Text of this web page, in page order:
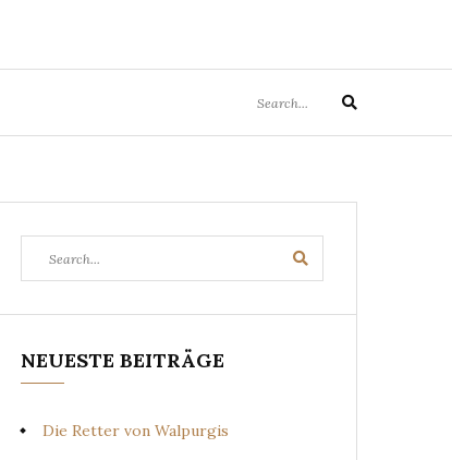
for:
Search
for:
Search
NEUESTE BEITRÄGE
Die Retter von Walpurgis